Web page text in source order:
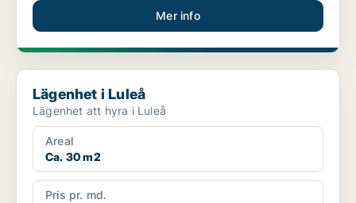
Mer info
Lägenhet i Luleå
Lägenhet i Luleå
Lägenhet att hyra i Luleå
Areal
Ca. 30 m2
Pris pr. md.